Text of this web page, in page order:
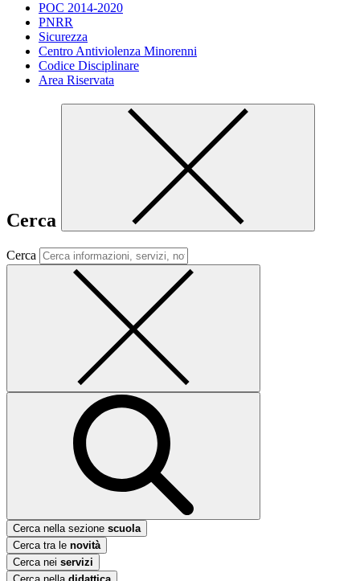
POC 2014-2020
PNRR
Sicurezza
Centro Antiviolenza Minorenni
Codice Disciplinare
Area Riservata
Cerca
Cerca
Cerca nella sezione scuola
Cerca tra le novità
Cerca nei servizi